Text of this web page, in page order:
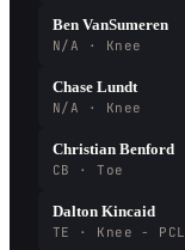
Ben VanSumeren
N/A · Knee
Chase Lundt
N/A · Knee
Christian Benford
CB · Toe
Dalton Kincaid
TE · Knee - PCL